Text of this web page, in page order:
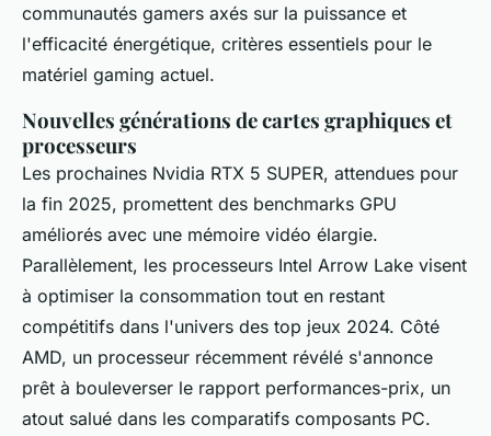
communautés gamers axés sur la puissance et
l'efficacité énergétique, critères essentiels pour le
matériel gaming actuel.
Nouvelles générations de cartes graphiques et
processeurs
Les prochaines Nvidia RTX 5 SUPER, attendues pour
la fin 2025, promettent des benchmarks GPU
améliorés avec une mémoire vidéo élargie.
Parallèlement, les processeurs Intel Arrow Lake visent
à optimiser la consommation tout en restant
compétitifs dans l'univers des top jeux 2024. Côté
AMD, un processeur récemment révélé s'annonce
prêt à bouleverser le rapport performances-prix, un
atout salué dans les comparatifs composants PC.